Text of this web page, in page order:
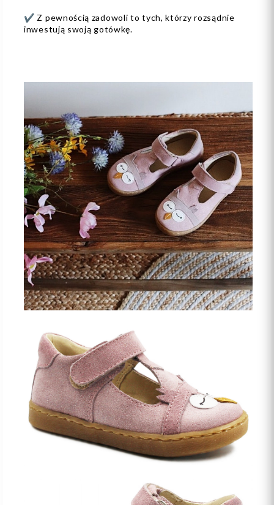
✔️ Z pewnością zadowoli to tych, którzy rozsądnie
inwestują swoją gotówkę.